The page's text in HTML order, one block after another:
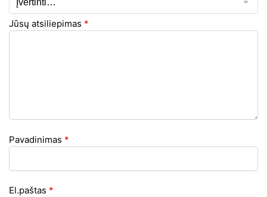
Jūsų atsiliepimas *
Pavadinimas *
El.paštas *